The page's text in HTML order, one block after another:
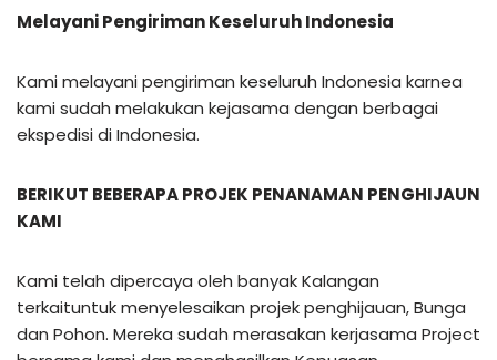
Melayani Pengiriman Keseluruh Indonesia
Kami melayani pengiriman keseluruh Indonesia karnea
kami sudah melakukan kejasama dengan berbagai
ekspedisi di Indonesia.
BERIKUT BEBERAPA PROJEK PENANAMAN PENGHIJAUN
KAMI
Kami telah dipercaya oleh banyak Kalangan
terkaituntuk menyelesaikan projek penghijauan, Bunga
dan Pohon. Mereka sudah merasakan kerjasama Project